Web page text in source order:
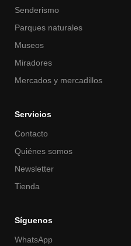
Senderismo
Parques naturales
Museos
Miradores
Mercados y mercadillos
Servicios
Contacto
Quiénes somos
Newsletter
Tienda
Síguenos
WhatsApp